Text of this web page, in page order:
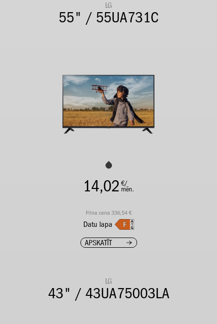
LG
55" / 55UA731C
14,02 €/
mēn.
Pilna cena 336,54 €
Datu lapa
APSKATĪT
LG
43" / 43UA75003LA